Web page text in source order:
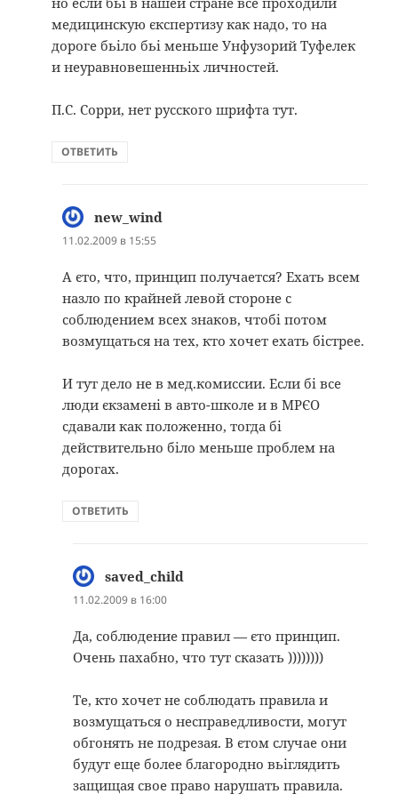
медицинскую єкспертизу как надо, то на
дороге бьіло бьі меньше Унфузорий Туфелек
и неуравновешенньіх личностей.
П.С. Сорри, нет русского шрифта тут.
ОТВЕТИТЬ
new_wind
11.02.2009 в 15:55
А єто, что, принцип получается? Ехать всем
назло по крайней левой стороне с
соблюдением всех знаков, чтобі потом
возмущаться на тех, кто хочет ехать бістрее.
И тут дело не в мед.комиссии. Если бі все
люди єкзамені в авто-школе и в МРЄО
сдавали как положенно, тогда бі
действительно біло меньше проблем на
дорогах.
ОТВЕТИТЬ
saved_child
11.02.2009 в 16:00
Да, соблюдение правил — єто принцип.
Очень пахабно, что тут сказать ))))))))
Те, кто хочет не соблюдать правила и
возмущаться о несправедливости, могут
обгонять не подрезая. В єтом случае они
будут еще более благородно вьіглядить
защищая свое право нарушать правила.